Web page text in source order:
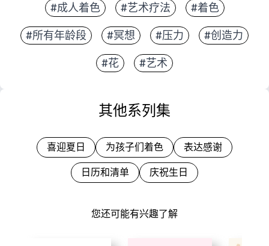
#成人着色 #艺术疗法 #着色
#所有年龄段 #冥想 #压力 #创造力
#花 #艺术
您还可能有兴趣了解
其他系列集
喜迎夏日 为孩子们着色 表达感谢
日历和清单 庆祝生日